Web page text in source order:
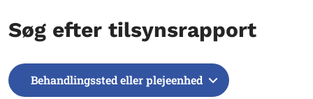
Søg efter tilsynsrapport
Behandlingssted eller plejeenhed